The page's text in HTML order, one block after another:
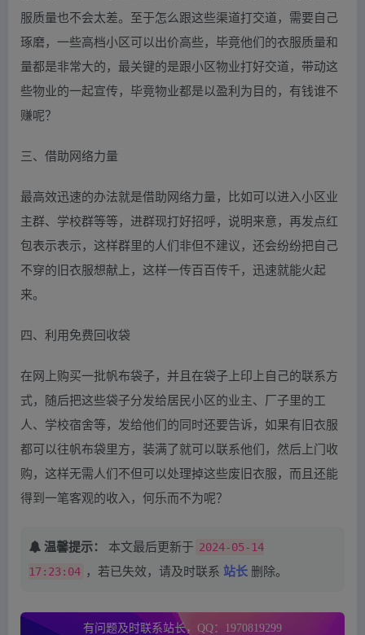
服质量也不会太差。至于怎么跟这些渠道打交道，需要自己
琢磨，一些高档小区可以出价高些，毕竟他们的衣服质量和
量都是非常大的，最关键的是跟小区物业打好交道，带动这
些物业的一起宣传，毕竟物业都是以盈利为目的，有钱谁不
赚呢？
三、借助网络力量
最高效迅速的办法就是借助网络力量，比如可以进入小区业
主群、学校群等等，进群现打好招呼，说明来意，再发点红
包表示表示，这样群里的人们非但不建议，还会纷纷把自己
不穿的旧衣服想献上，这样一传百百传千，迅速就能火起
来。
四、利用免费回收袋
在网上购买一批帆布袋子，并且在袋子上印上自己的联系方
式，随后把这些袋子分发给居民小区的业主、厂子里的工
人、学校宿舍等，发给他们的同时还要告诉，如果有旧衣服
都可以往帆布袋里方，装满了就可以联系他们，然后上门收
购，这样无需人们不但可以处理掉这些废旧衣服，而且还能
得到一笔客观的收入，何乐而不为呢？
温馨提示： 本文最后更新于 2024-05-14
17:23:04 ，若已失效，请及时联系 站长 删除。
有问题及时联系站长，QQ：1970819299